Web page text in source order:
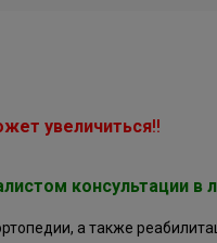
увеличиться!!
консультации в
а также